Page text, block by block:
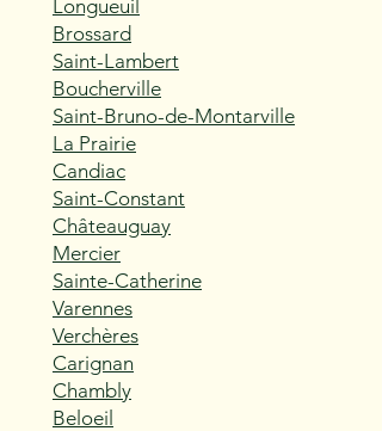
Longueuil
Brossard
Saint-Lambert
Boucherville
Saint-Bruno-de-Montarville
La Prairie
Candiac
Saint-Constant
Châteauguay
Mercier
Sainte-Catherine
Varennes
Verchères
Carignan
Chambly
Beloeil